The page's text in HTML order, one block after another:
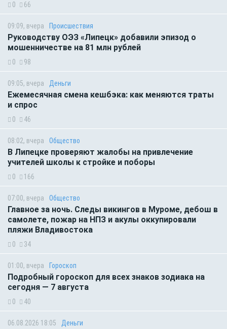
0 66
09:09, вчера Происшествия
Руководству ОЭЗ «Липецк» добавили эпизод о
мошенничестве на 81 млн рублей
0 98
09:05, вчера Деньги
Ежемесячная смена кешбэка: как меняются траты
и спрос
0 46
08:02, вчера Общество
В Липецке проверяют жалобы на привлечение
учителей школы к стройке и поборы
0 166
07:00, вчера Общество
Главное за ночь. Следы викингов в Муроме, дебош в
самолете, пожар на НПЗ и акулы оккупировали
пляжи Владивостока
0 34
01:00, вчера Гороскоп
Подробный гороскоп для всех знаков зодиака на
сегодня — 7 августа
0 40
06.08.2026 18:05 Деньги